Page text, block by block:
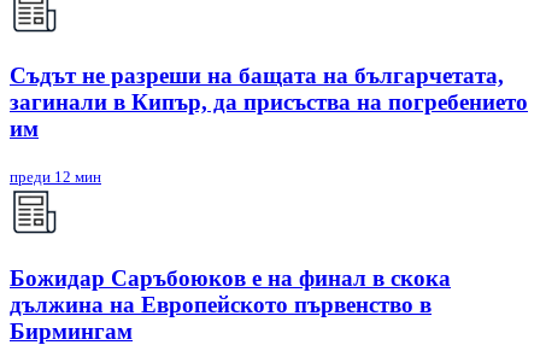
Съдът не разреши на бащата на българчетата,
загинали в Кипър, да присъства на погребението
им
преди 12 мин
Божидар Саръбоюков е на финал в скока
дължина на Европейското първенство в
Бирмингам